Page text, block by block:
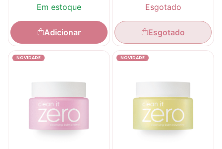
Em estoque
Adicionar
Esgotado
Esgotado
NOVIDADE NOVIDADE